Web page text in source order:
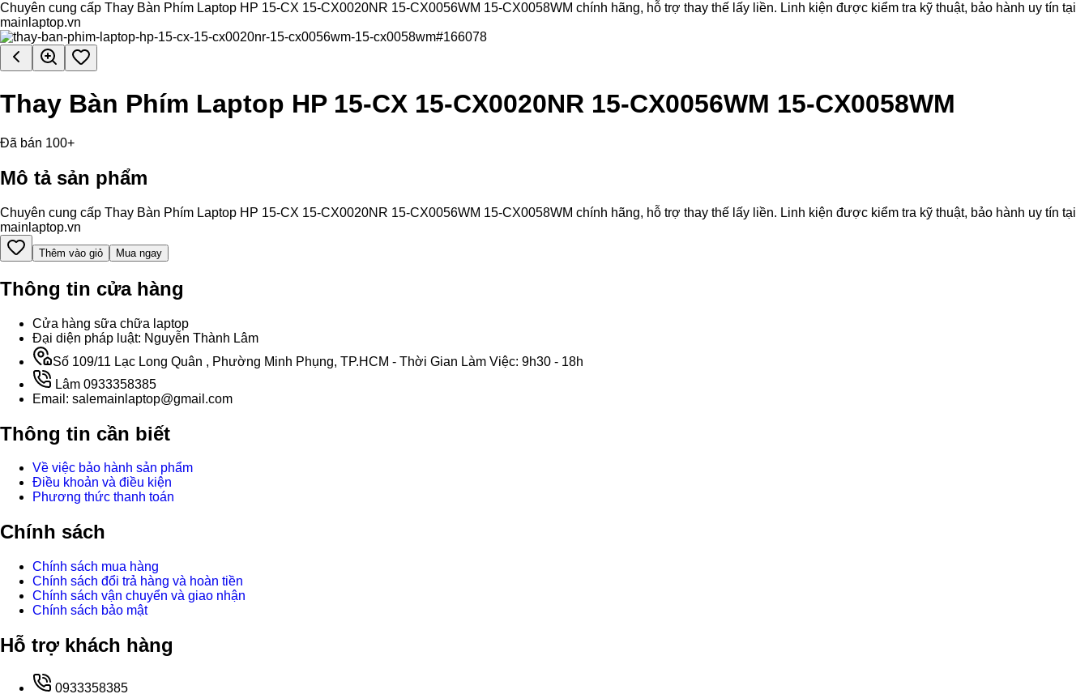
Chuyên cung cấp Thay Bàn Phím Laptop HP 15-CX 15-CX0020NR 15-CX0056WM 15-CX0058WM chính hãng, hỗ trợ thay thế lấy liền. Linh kiện được kiểm tra kỹ thuật, bảo hành uy tín tại
mainlaptop.vn
Thay Bàn Phím Laptop HP 15-CX 15-CX0020NR 15-CX0056WM 15-CX0058WM
Đã bán 100+
Mô tả sản phẩm
Chuyên cung cấp Thay Bàn Phím Laptop HP 15-CX 15-CX0020NR 15-CX0056WM 15-CX0058WM chính hãng, hỗ trợ thay thế lấy liền. Linh kiện được kiểm tra kỹ thuật, bảo hành uy tín tại
mainlaptop.vn
Thêm vào giỏ Mua ngay
Thông tin cửa hàng
Cửa hàng sữa chữa laptop
Đại diện pháp luật: Nguyễn Thành Lâm
Số 109/11 Lạc Long Quân , Phường Minh Phụng, TP.HCM - Thời Gian Làm Việc: 9h30 - 18h
Lâm 0933358385
Email: salemainlaptop@gmail.com
Thông tin cần biết
Về việc bảo hành sản phẩm
Điều khoản và điều kiện
Phương thức thanh toán
Chính sách
Chính sách mua hàng
Chính sách đổi trả hàng và hoàn tiền
Chính sách vận chuyển và giao nhận
Chính sách bảo mật
Hỗ trợ khách hàng
0933358385